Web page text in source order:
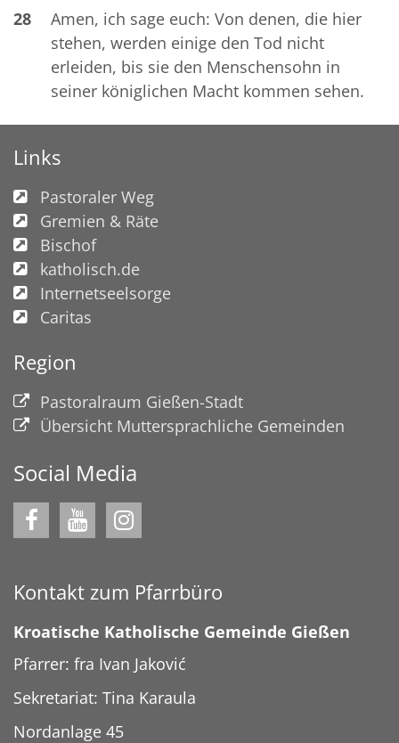
28
Amen, ich sage euch: Von denen, die hier
stehen, werden einige den Tod nicht
erleiden, bis sie den Menschensohn in
seiner königlichen Macht kommen sehen.
Links
Pastoraler Weg
Gremien & Räte
Bischof
katholisch.de
Internetseelsorge
Caritas
Region
Pastoralraum Gießen-Stadt
Übersicht Muttersprachliche Gemeinden
Social Media
Kontakt zum Pfarrbüro
Kroatische Katholische Gemeinde Gießen
Pfarrer: fra Ivan Jaković
Sekretariat: Tina Karaula
Nordanlage 45